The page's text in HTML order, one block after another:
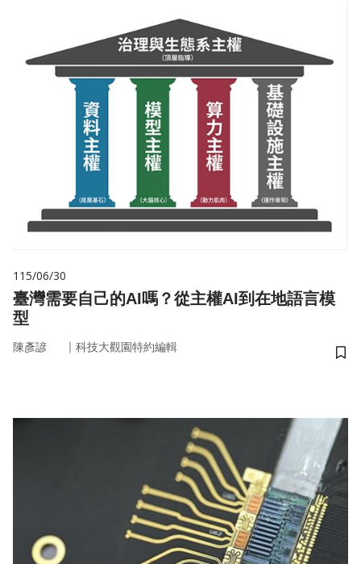
115/06/30
臺灣需要自己的AI嗎？從主權AI到在地語言模
型
陳彥諺 ｜ 科技大觀園特約編輯
儲